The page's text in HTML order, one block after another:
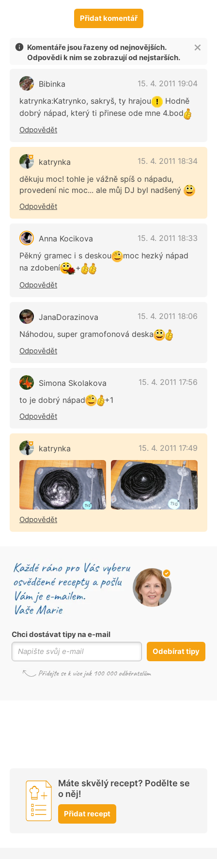
Přidat komentář
Komentáře jsou řazeny od nejnovějších.
Odpovědi k nim se zobrazují od nejstarších.
Bibinka
15. 4. 2011 19:04
katrynka:Katrynko, sakryš, ty hrajou
Hodně
dobrý nápad, který ti přinese ode mne 4.bod
Odpovědět
katrynka
15. 4. 2011 18:34
děkuju moc! tohle je vážně spíš o nápadu,
provedení nic moc... ale můj DJ byl nadšený
Odpovědět
Anna Kocikova
15. 4. 2011 18:33
Pěkný gramec i s deskou
moc hezký nápad
na zdobení
+
Odpovědět
JanaDorazinova
15. 4. 2011 18:06
Náhodou, super gramofonová deska
Odpovědět
Simona Skolakova
15. 4. 2011 17:56
to je dobrý nápad
+1
Odpovědět
katrynka 15. 4. 2011 17:49
Odpovědět
Chci dostávat tipy na e-mail
Odebírat tipy
Máte skvělý recept? Podělte se
o něj!
Přidat recept